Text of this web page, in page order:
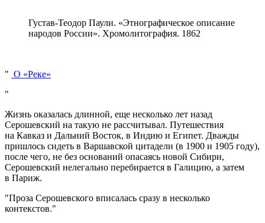
Густав-Теодор Паули. «Этнографическое описание
народов России». Хромолитография. 1862
О «Реке»
Жизнь оказалась длинной, еще несколько лет назад
Серошевский на такую не рассчитывал. Путешествия
на Кавказ и Дальний Восток, в Индию и Египет. Дважды
пришлось сидеть в Варшавской цитадели (в 1900 и 1905 году),
после чего, не без оснований опасаясь новой Сибири,
Серошевский нелегально перебирается в Галицию, а затем
в Париж.
Проза Серошевского вписалась сразу в несколько
контекстов.